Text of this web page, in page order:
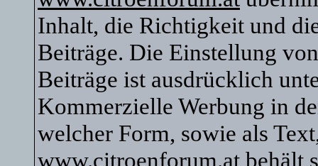
Inhalt, die Richtigkeit und
Beiträge. Die Einstellung
Beiträge ist ausdrücklich
Kommerzielle Werbung in
welcher Form, sowie als
www.citroenforum.at behält